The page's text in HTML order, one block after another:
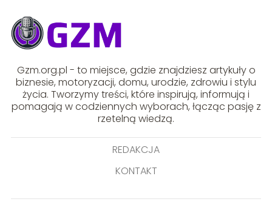
Gzm.org.pl - to miejsce, gdzie znajdziesz artykuły o
biznesie, motoryzacji, domu, urodzie, zdrowiu i stylu
życia. Tworzymy treści, które inspirują, informują i
pomagają w codziennych wyborach, łącząc pasję z
rzetelną wiedzą.
REDAKCJA
KONTAKT